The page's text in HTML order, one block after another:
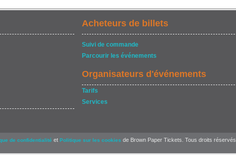
Acheteurs de billets
Suivi de commande
Parcourir les événements
Organisateurs d'événements
Tarifs
Services
de confidentialité et Politique sur les cookies de Brown Paper Tickets. Tous droits réservés.